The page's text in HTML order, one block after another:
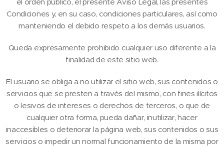
Condiciones y, en su caso, condiciones particulares, así como
manteniendo el debido respeto a los demás usuarios.
Queda expresamente prohibido cualquier uso diferente a la
finalidad de este sitio web.
El usuario se obliga a no utilizar el sitio web, sus contenidos o
servicios que se presten a través del mismo, con fines ilícitos
o lesivos de intereses o derechos de terceros, o que de
cualquier otra forma, pueda dañar, inutilizar, hacer
inaccesibles o deteriorar la página web, sus contenidos o sus
servicios o impedir un normal funcionamiento de la misma por